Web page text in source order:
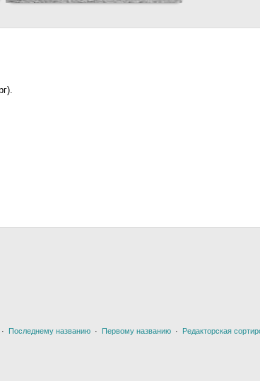
· Последнему названию · Первому названию · Редакторская